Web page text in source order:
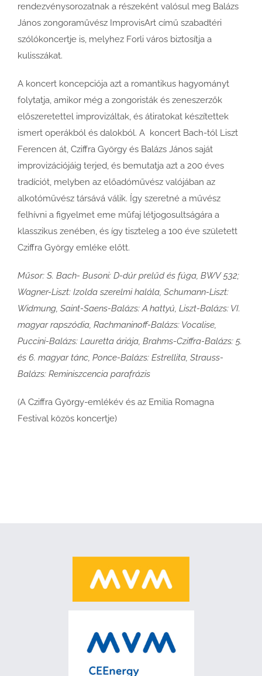
rendezvénysorozatnak a részeként valósul meg Balázs
János zongoraművész ImprovisArt című szabadtéri
szólókoncertje is, melyhez Forli város biztosítja a
kulisszákat.
A koncert koncepciója azt a romantikus hagyományt
folytatja, amikor még a zongoristák és zeneszerzők
előszeretettel improvizáltak, és átiratokat készítettek
ismert operákból és dalokból. A koncert Bach-tól Liszt
Ferencen át, Cziffra György és Balázs János saját
improvizációjáig terjed, és bemutatja azt a 200 éves
tradíciót, melyben az előadóművész valójában az
alkotóművész társává válik. Így szeretné a művész
felhívni a figyelmet eme műfaj létjogosultságára a
klasszikus zenében, és így tiszteleg a 100 éve született
Cziffra György emléke előtt.
Műsor: S. Bach- Busoni: D-dúr prelűd és fúga, BWV 532;
Wagner-Liszt: Izolda szerelmi halála, Schumann-Liszt:
Widmung, Saint-Saens-Balázs: A hattyú, Liszt-Balázs: VI.
magyar rapszódia, Rachmaninoff-Balázs: Vocalise,
Puccini-Balázs: Lauretta áriája, Brahms-Cziffra-Balázs: 5.
és 6. magyar tánc, Ponce-Balázs: Estrellita, Strauss-
Balázs: Reminiszcencia parafrázis
(A Cziffra György-emlékév és az Emilia Romagna
Festival közös koncertje)